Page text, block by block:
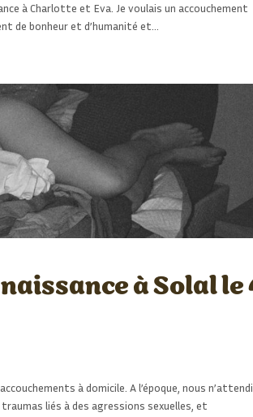
à Charlotte et Eva. Je voulais un accouchement
de bonheur et d’humanité et…
à Solal le
à domicile. A l’époque, nous
liés à des agressions sexuelles, et